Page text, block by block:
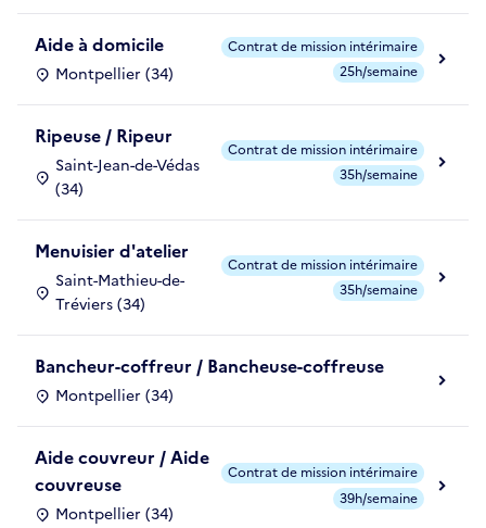
Aide à domicile
Montpellier (34)
Contrat de mission intérimaire
25h/semaine
Ripeuse / Ripeur
Saint-Jean-de-Védas
(34)
Contrat de mission intérimaire
35h/semaine
Menuisier d'atelier
Saint-Mathieu-de-
Tréviers (34)
Contrat de mission intérimaire
35h/semaine
Bancheur-coffreur / Bancheuse-coffreuse
Montpellier (34)
Aide couvreur / Aide
couvreuse
Montpellier (34)
Contrat de mission intérimaire
39h/semaine